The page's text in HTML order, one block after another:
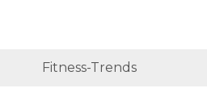
Fitness-Trends